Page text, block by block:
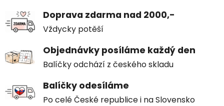
Doprava zdarma nad 2000,-
Vždycky potěší
Objednávky posíláme každý den
Balíčky odchází z českého skladu
Balíčky odesíláme
Po celé České republice i na Slovensko